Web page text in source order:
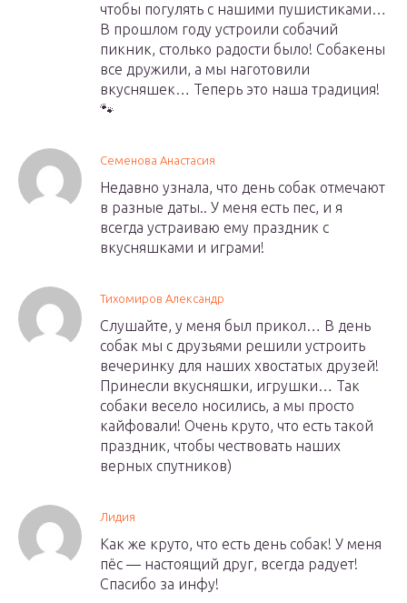
чтобы погулять с нашими пушистиками…
В прошлом году устроили собачий
пикник, столько радости было! Собакены
все дружили, а мы наготовили
вкусняшек… Теперь это наша традиция!
🐾
Семенова Анастасия
Недавно узнала, что день собак отмечают
в разные даты.. У меня есть пес, и я
всегда устраиваю ему праздник с
вкусняшками и играми!
Тихомиров Александр
Слушайте, у меня был прикол… В день
собак мы с друзьями решили устроить
вечеринку для наших хвостатых друзей!
Принесли вкусняшки, игрушки… Так
собаки весело носились, а мы просто
кайфовали! Очень круто, что есть такой
праздник, чтобы чествовать наших
верных спутников)
Лидия
Как же круто, что есть день собак! У меня
пёс — настоящий друг, всегда радует!
Спасибо за инфу!